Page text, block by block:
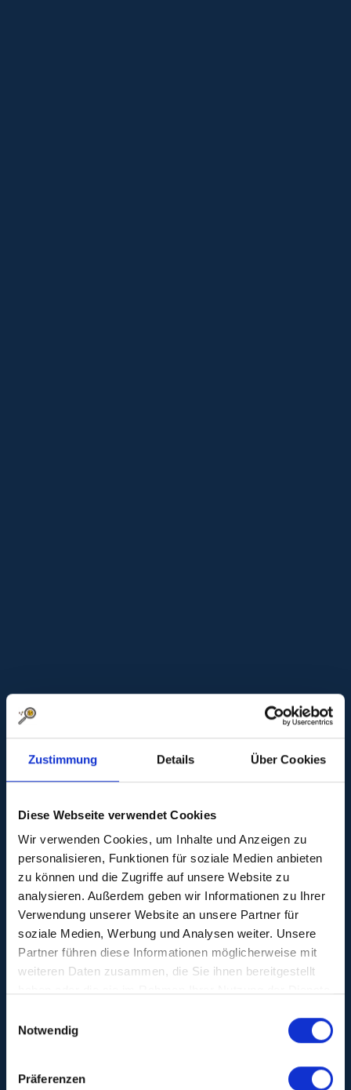
Zustimmung Details Über Cookies
Diese Webseite verwendet Cookies
Wir verwenden Cookies, um Inhalte und Anzeigen zu
personalisieren, Funktionen für soziale Medien anbieten
zu können und die Zugriffe auf unsere Website zu
analysieren. Außerdem geben wir Informationen zu Ihrer
Verwendung unserer Website an unsere Partner für
soziale Medien, Werbung und Analysen weiter. Unsere
Partner führen diese Informationen möglicherweise mit
weiteren Daten zusammen, die Sie ihnen bereitgestellt
Notwendig
Präferenzen
4. März 2026 •
Trefft unser Team
auf der succeet26 in
Wiesbaden!